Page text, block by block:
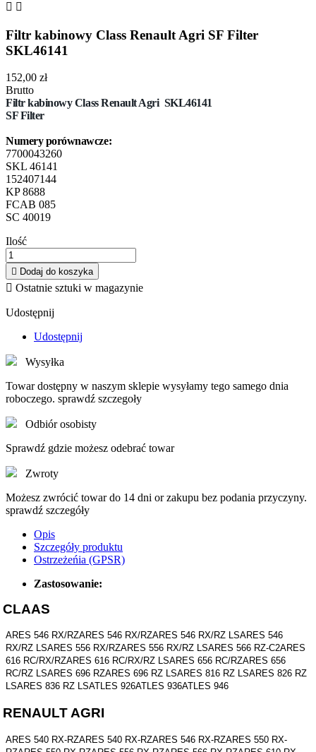
 
Filtr kabinowy Class Renault Agri SF Filter
SKL46141
152,00 zł
Brutto
Filtrkabinowy Class Renault Agri SKL46141
SF Filter
Numery porównawcze:
7700043260
SKL 46141
152407144
KP 8688
FCAB 085
SC 40019
Ilość
 Dodaj do koszyka
 Ostatnie sztuki w magazynie
Udostępnij
Udostępnij
Wysyłka
Towar dostępny w naszym sklepie wysyłamy tego samego dnia
roboczego. sprawdź szczegoły
Odbiór osobisty
Sprawdź gdzie możesz odebrać towar
Zwroty
Możesz zwrócić towar do 14 dni or zakupu bez podania przyczyny.
sprawdź szczegóły
Opis
Szczegóły produktu
Ostrzeżeńia (GPSR)
Zastosowanie:
CLAAS
ARES 546 RX/RZARES 546 RX/RZARES 546 RX/RZ LSARES 546
RX/RZ LSARES 556 RX/RZARES 556 RX/RZ LSARES 566 RZ-C2ARES
616 RC/RX/RZARES 616 RC/RX/RZ LSARES 656 RC/RZARES 656
RC/RZ LSARES 696 RZARES 696 RZ LSARES 816 RZ LSARES 826 RZ
LSARES 836 RZ LSATLES 926ATLES 936ATLES 946
RENAULT AGRI
ARES 540 RX-RZARES 540 RX-RZARES 546 RX-RZARES 550 RX-